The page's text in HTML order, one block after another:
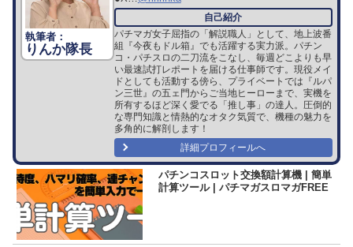
りんか隊長
パチマガ女子屈指の「解説職人」として、地上波番
組『今夜もドル箱』でも活躍する実力派。パチン
コ・パチスロの二刀流をこなし、毎週どこよりも早
い最速試打レポートを届ける仕事師です。現役メイ
ドとしても活動する傍ら、プライベートでは『ルパ
ン三世』の五ェ門からご当地ヒーローまで、実機を
所有するほど深く愛でる「推し事」の達人。圧倒的
な専門知識と情熱的なオタク気質で、機種の魅力を
多角的に解剖します！
詳細プロフィールへ
パチンコスロット交換額計算機 | 簡単
計算ツール | パチマガスロマガFREE